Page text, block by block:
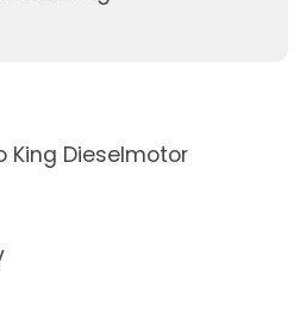
King Dieselmotor